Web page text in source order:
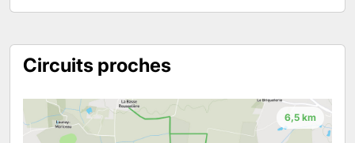
Circuits proches
6,5 km